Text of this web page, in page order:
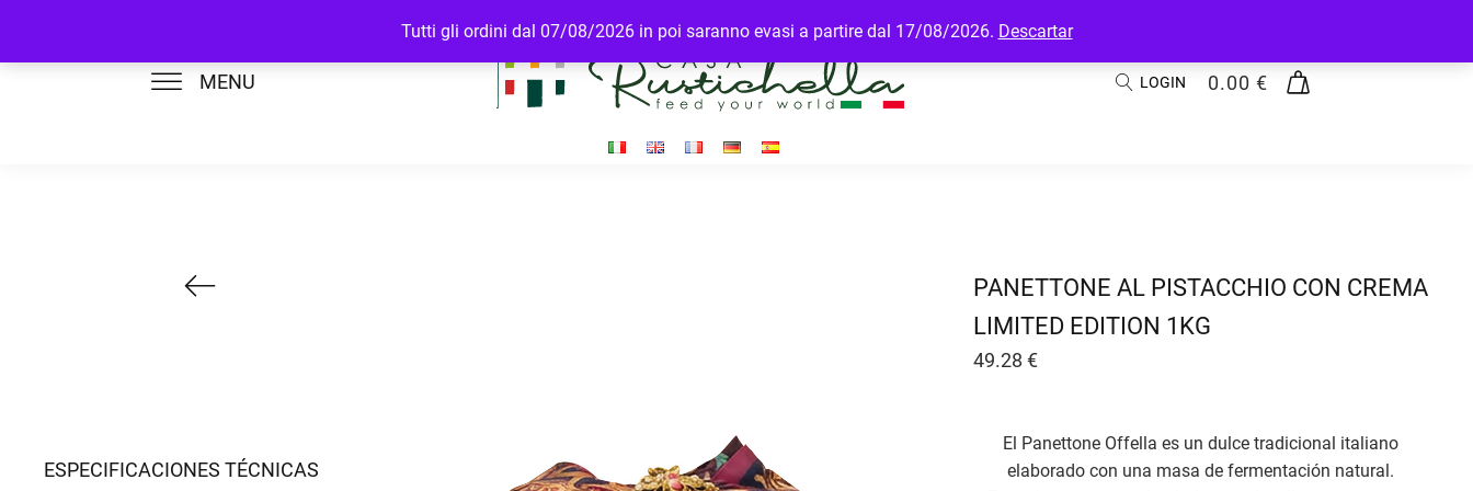
Tutti gli ordini dal 07/08/2026 in poi saranno evasi a partire dal 17/08/2026. Descartar
MENU LOGIN 0.00 €
ESPECIFICACIONES TÉCNICAS
PANETTONE AL PISTACCHIO CON CREMA
LIMITED EDITION 1KG
49.28 €
El Panettone Offella es un dulce tradicional italiano
elaborado con una masa de fermentación natural.